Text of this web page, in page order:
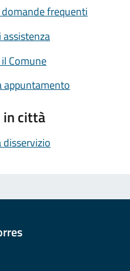
domande frequenti
assistenza
Comune
appuntamento
in città
disservizio